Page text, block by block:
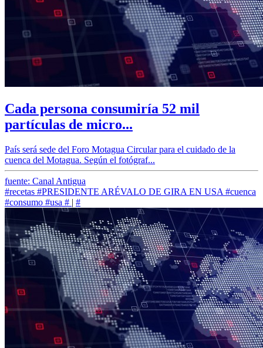
Cada persona consumiría 52 mil
partículas de micro...
País será sede del Foro Motagua Circular para el cuidado de la
cuenca del Motagua. Según el fotógraf...
fuente: Canal Antigua
#recetas #PRESIDENTE ARÉVALO DE GIRA EN USA #cuenca
#consumo #usa # | #